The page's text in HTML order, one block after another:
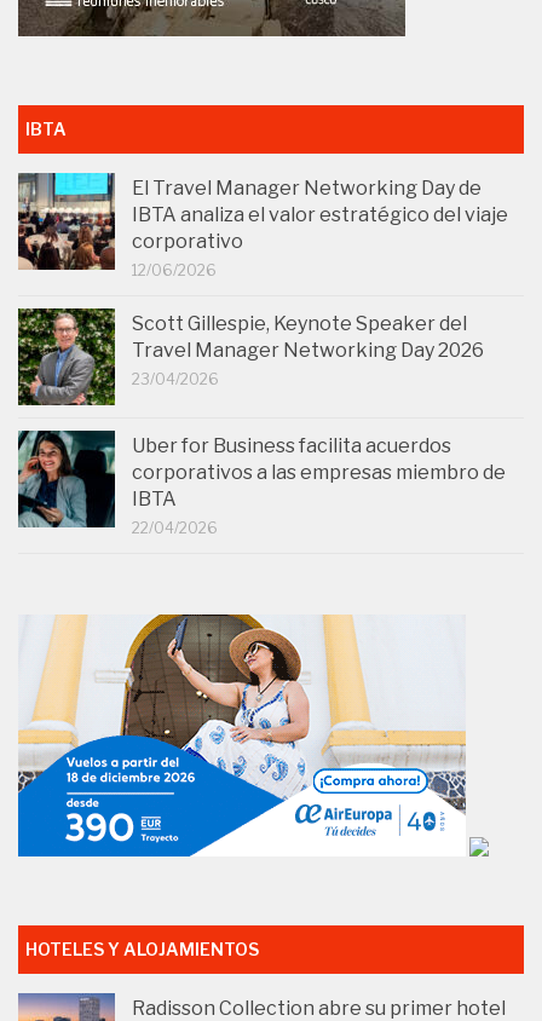
IBTA
El Travel Manager Networking Day de
IBTA analiza el valor estratégico del viaje
corporativo
12/06/2026
Scott Gillespie, Keynote Speaker del
Travel Manager Networking Day 2026
23/04/2026
Uber for Business facilita acuerdos
corporativos a las empresas miembro de
IBTA
22/04/2026
HOTELES Y ALOJAMIENTOS
Radisson Collection abre su primer hotel